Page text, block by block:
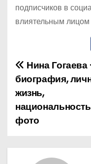
подписчиков в
влиятельным
Н
а
в
и
г
Нина
биография,
жизнь,
фото